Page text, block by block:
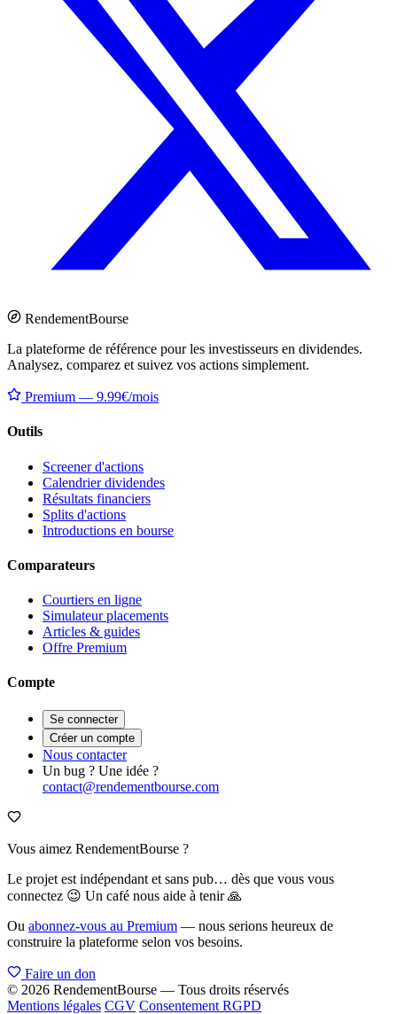
RendementBourse
La plateforme de référence pour les investisseurs en dividendes.
Analysez, comparez et suivez vos actions simplement.
Premium — 9.99€/mois
Outils
Screener d'actions
Calendrier dividendes
Résultats financiers
Splits d'actions
Introductions en bourse
Comparateurs
Courtiers en ligne
Simulateur placements
Articles & guides
Offre Premium
Compte
Se connecter
Créer un compte
Nous contacter
Un bug ? Une idée ?
contact@rendementbourse.com
Vous aimez RendementBourse ?
Le projet est indépendant et sans pub… dès que vous vous
connectez 😉 Un café nous aide à tenir 🙏
Ou abonnez-vous au Premium — nous serions heureux de
construire la plateforme selon vos besoins.
Faire un don
© 2026 RendementBourse — Tous droits réservés
Mentions légales CGV Consentement RGPD